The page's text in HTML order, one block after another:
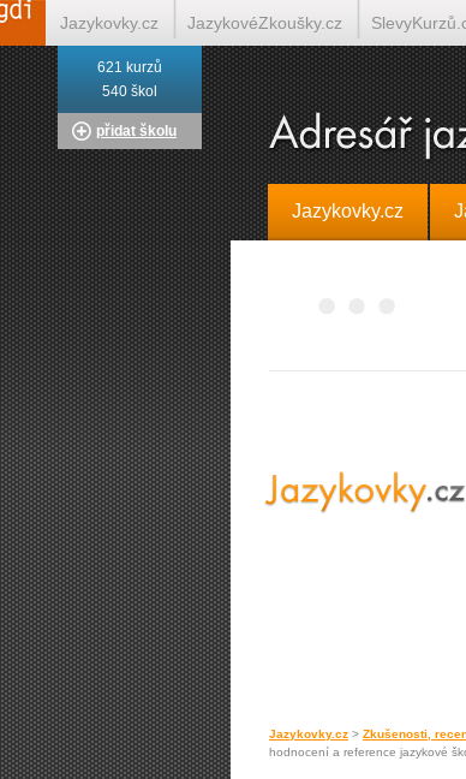
Jazykovky.cz
Jazykovky.cz > Zkušenosti,
hodnocení a reference jazykové
621 kurzů
540 škol
přidat školu
Jazykovky.cz JazykovéZkoušky.cz
Italština on-line Tlumočení-Překlady.cz